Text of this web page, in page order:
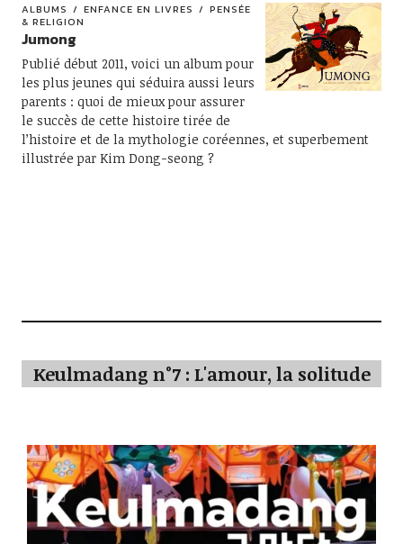
ALBUMS ENFANCE EN LIVRES
PENSÉE
& RELIGION
Jumong
Publié début 2011, voici un album pour
les plus jeunes qui séduira aussi leurs
parents : quoi de mieux pour assurer
le succès de cette histoire tirée de
l’histoire et de la mythologie coréennes, et superbement
illustrée par Kim Dong-seong ?
Keulmadang n°7 : L'amour, la solitude